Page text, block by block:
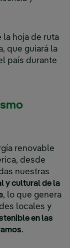
la hoja de ruta
que guiará la
país durante
renovable
desde
nuestras
y cultural de la
, lo que genera
locales y
en las
.